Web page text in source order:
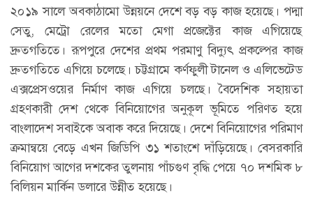
২০১৯ সালে অবকাঠামো উন্নয়নে দেশে বড় বড় কাজ হয়েছে। পদ্মা
সেতু, মেট্রো রেলের মতো মেগা প্রজেক্টের কাজ এগিয়েছে
দ্রুতগতিতে। রূপপুরে দেশের প্রথম পরমাণু বিদ্যুৎ প্রকল্পের কাজ
দ্রুতগতিতে এগিয়ে চলেছে। চট্টগ্রামে কর্ণফুলী টানেল ও এলিভেটেড
এক্সপ্রেসওয়ের নির্মাণ কাজ এগিয়ে চলছে। বৈদেশিক সহায়তা
গ্রহণকারী দেশ থেকে বিনিয়োগের অনুকূল ভূমিতে পরিণত হয়ে
বাংলাদেশ সবাইকে অবাক করে দিয়েছে। দেশে বিনিয়োগের পরিমাণ
ক্রমান্বয়ে বেড়ে এখন জিডিপি ৩১ শতাংশে দাঁড়িয়েছে। বেসরকারি
বিনিয়োগ আগের দশকের তুলনায় পাঁচগুণ বৃদ্ধি পেয়ে ৭০ দশমিক ৮
বিলিয়ন মার্কিন ডলারে উন্নীত হয়েছে।